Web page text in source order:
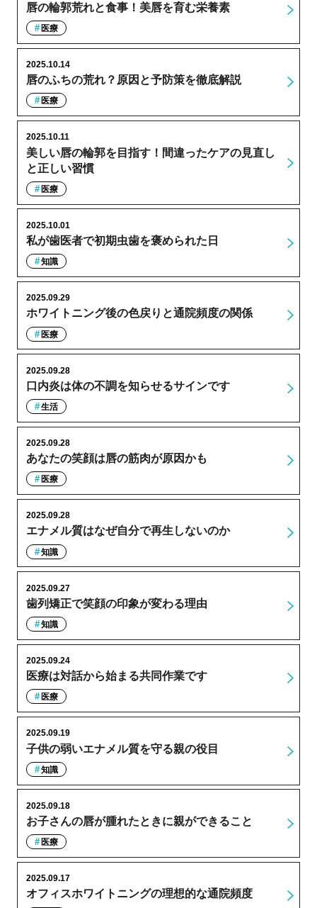
唇の輪郭荒れと食事！美唇を育む栄養素
医療
唇のふちの荒れ？原因と予防策を徹底解説
2025.10.14
医療
美しい唇の輪郭を目指す！間違ったケアの見直し
と正しい習慣
2025.10.11
医療
私が歯医者で初期虫歯を褒められた日
2025.10.01
知識
ホワイトニング後の色戻りと通院頻度の関係
2025.09.29
医療
口内炎は体の不調を知らせるサインです
2025.09.28
生活
あなたの笑顔は唇の筋肉が原因かも
2025.09.28
医療
エナメル質はなぜ自分で再生しないのか
2025.09.28
知識
歯列矯正で笑顔の印象が変わる理由
2025.09.27
知識
医療は対話から始まる共同作業です
2025.09.24
医療
子供の弱いエナメル質を守る親の役目
2025.09.19
知識
お子さんの唇が腫れたときに親ができること
2025.09.18
医療
オフィスホワイトニングの理想的な通院頻度
2025.09.17